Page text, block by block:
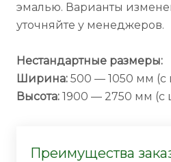
эмалью. Варианты
уточняйте у менеджеров.
Нестандартные размеры:
Ширина: 500 — 1050 мм (с
Высота: 1900 — 2750 мм (с
Преимущества